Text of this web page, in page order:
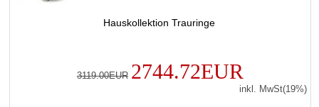
Hauskollektion Trauringe
3119.00EUR 2744.72EUR
inkl. MwSt(19%)